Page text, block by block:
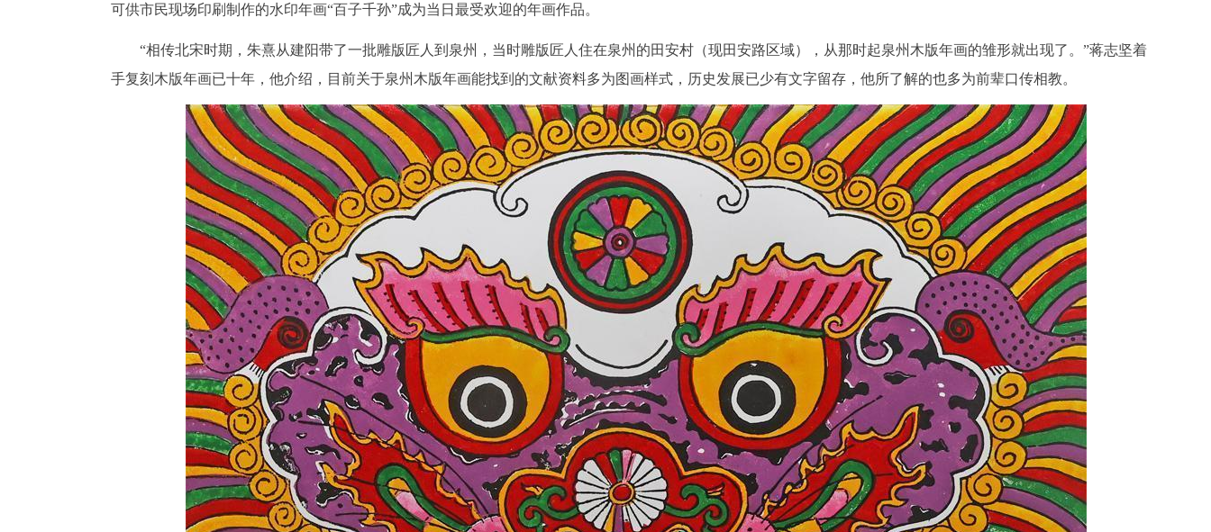
可供市民现场印刷制作的水印年画“百子千孙”成为当日最受欢迎的年画作品。
“相传北宋时期，朱熹从建阳带了一批雕版匠人到泉州，当时雕版匠人住在泉州的田安村（现田安路区域），从那时起泉州木版年画的雏形就出现了。”蒋志坚着
手复刻木版年画已十年，他介绍，目前关于泉州木版年画能找到的文献资料多为图画样式，历史发展已少有文字留存，他所了解的也多为前辈口传相教。